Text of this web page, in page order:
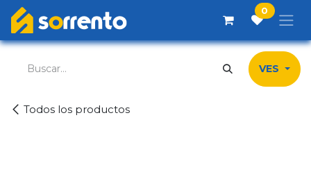
Ir al contenido 0
Todos los productos
VES